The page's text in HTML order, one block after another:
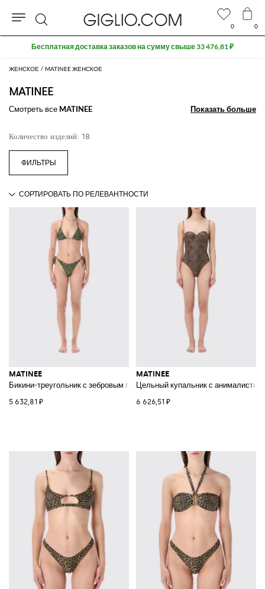
ЖЕНСКОЕ MATINEE ЖЕНСКОЕ
MATINEE
Смотреть все MATINEE Показать больше
Показать больше
Количество изделий: 18
MATINEE
Бикини-треугольник с зебровым принтом на завязках
5 632,81 ₽
MATINEE
Цельный купальник с
6 626,51 ₽
0 0
Поиск
Бесплатная доставка заказов на сумму свыше 33 476,81 ₽